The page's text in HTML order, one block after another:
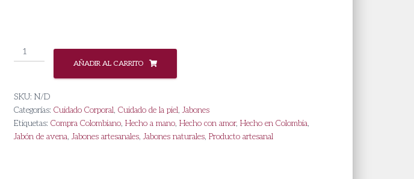
Jabón
de
AÑADIR AL CARRITO
SKU: N/D
Categorías: Cuidado Corporal, Cuidado de la piel,Jabones
Etiquetas: Compra Colombiano, Hecho a mano, Hecho con amor, Hecho en Colombia,
Jabón de avena,Jabones artesanales,Jabones naturales, Producto artesanal